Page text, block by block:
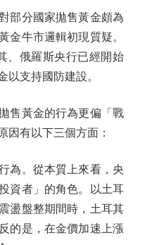
分國家拋售黃金頗為
金牛市邏輯初現質疑。
、俄羅斯央行已經開始
以支持國防建設。
黃金的行為更偏「戰
因有以下三個方面：
。從本質上來看，央
資者」的角色。以土耳
盪盤整期間時，土耳其
的是，在金價加速上漲